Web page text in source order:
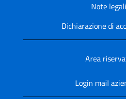
Note legali
Dichiarazione di
Area
Login mail